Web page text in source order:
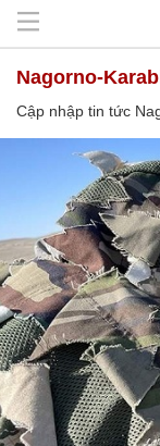
Nagorno-
Cập nhập tin tức